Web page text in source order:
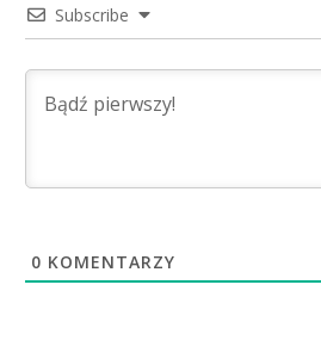
Subscribe
0 KOMENTARZY